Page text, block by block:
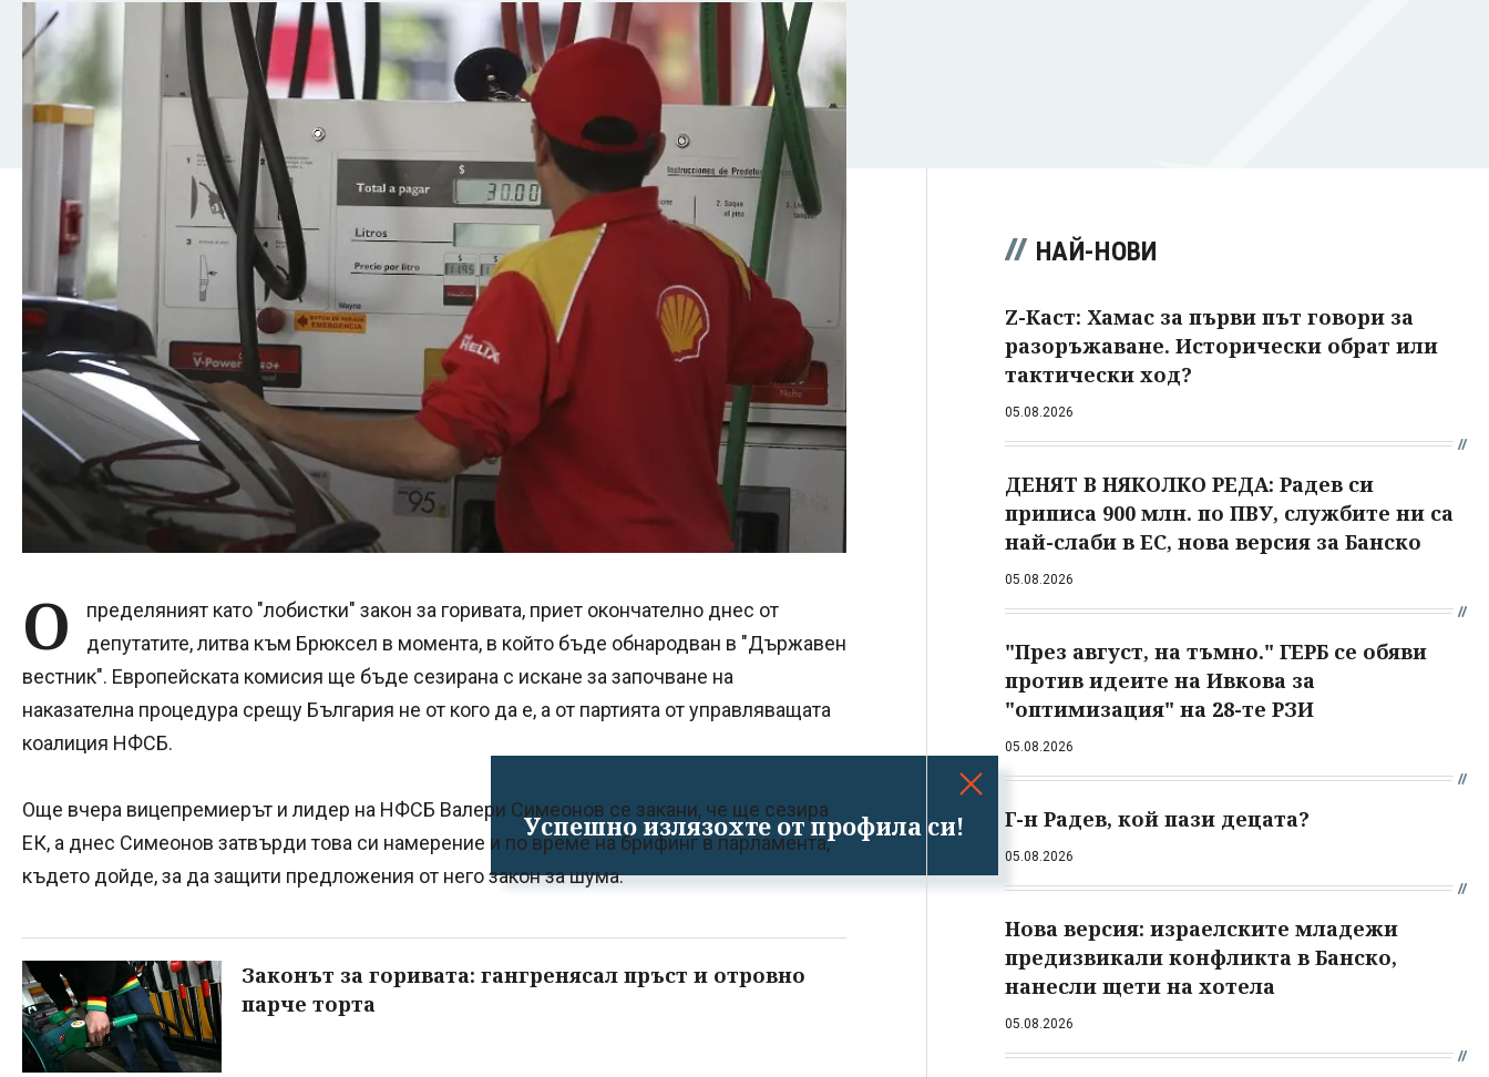
Успешно излязохте от профила си!
О
пределяният като "лобистки" закон за горивата, приет окончателно днес от
депутатите, литва към Брюксел в момента, в който бъде обнародван в "Държавен
вестник". Европейската комисия ще бъде сезирана с искане за започване на
наказателна процедура срещу България не от кого да е, а от партията от управляващата
коалиция НФСБ.
Още вчера вицепремиерът и лидер на НФСБ Валери Симеонов се закани, че ще сезира
ЕК, а днес Симеонов затвърди това си намерение и по време на брифинг в парламента,
където дойде, за да защити предложения от него закон за шума.
Законът за горивата: гангренясал пръст и отровно
парче торта
НАЙ-НОВИ
Z-Каст: Хамас за първи път говори за
разоръжаване. Исторически обрат или
тактически ход?
05.08.2026
ДЕНЯТ В НЯКОЛКО РЕДА: Радев си
приписа 900 млн. по ПВУ, службите ни са
най-слаби в ЕС, нова версия за Банско
05.08.2026
"През август, на тъмно." ГЕРБ се обяви
против идеите на Ивкова за
"оптимизация" на 28-те РЗИ
05.08.2026
Г-н Радев, кой пази децата?
05.08.2026
Нова версия: израелските младежи
предизвикали конфликта в Банско,
нанесли щети на хотела
05.08.2026